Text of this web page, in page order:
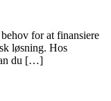
for at finansiere
løsning. Hos
du […]